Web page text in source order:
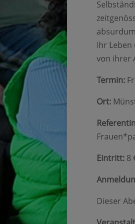
Ihr
von ihrer
Termin:
Ort:
Eintritt: 8
Dieser